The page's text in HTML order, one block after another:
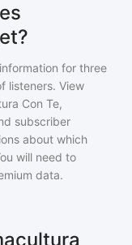
for three
listeners. View
Con Te,
subscriber
about which
will need to
data.